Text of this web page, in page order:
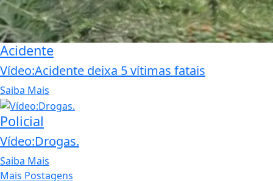
Acidente
Vídeo:Acidente deixa 5 vítimas fatais
Saiba Mais
Policial
Vídeo:Drogas.
Saiba Mais
Mais Postagens